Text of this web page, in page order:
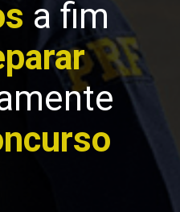
a fim